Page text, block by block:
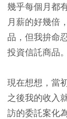
幾乎每個月都
月薪的好幾倍
品，但我拚命
投資信託商品。
現在想想，當
之後我的收入
訪的委託案化